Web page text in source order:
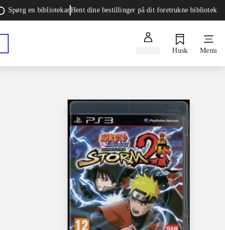
Spørg en bibliotekarHent dine bestillinger på dit foretrukne bibliotek
Husk Menu